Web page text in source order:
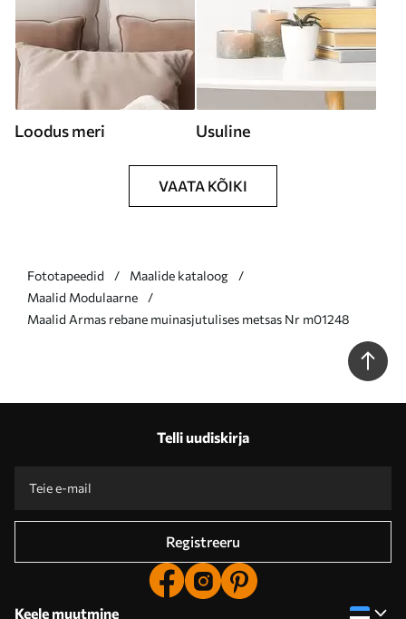
Loodus meri Usuline
VAATA KÕIKI
Fototapeedid
Maalide kataloog
Maalid Modulaarne
Maalid Armas rebane muinasjutulises metsas Nr m01248
Telli uudiskirja
Registreeru
Keele muutmine